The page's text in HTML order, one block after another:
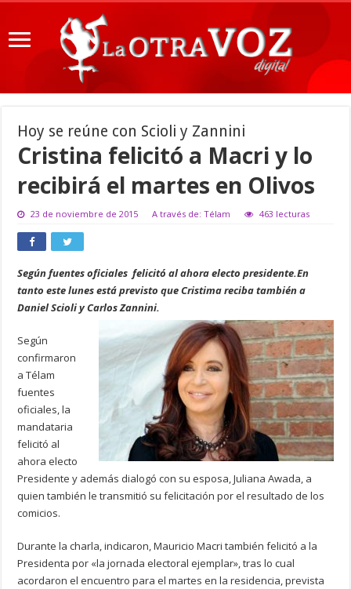
Hoy se reúne con Scioli y Zannini
Cristina felicitó a Macri y lo
recibirá el martes en Olivos
23 de noviembre de 2015 A través de: Télam 463 lecturas
Según fuentes oficiales felicitó al ahora electo presidente.En
tanto este lunes está previsto que Cristima reciba también a
Daniel Scioli y Carlos Zannini.
Según
confirmaron
a Télam
fuentes
oficiales, la
mandataria
felicitó al
ahora electo
Presidente y además dialogó con su esposa, Juliana Awada, a
quien también le transmitió su felicitación por el resultado de los
comicios.
Durante la charla, indicaron, Mauricio Macri también felicitó a la
Presidenta por «la jornada electoral ejemplar», tras lo cual
acordaron el encuentro para el martes en la residencia, prevista